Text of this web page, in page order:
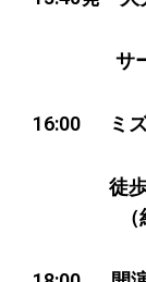
サービ
16:00 ミズ
徒歩に
（